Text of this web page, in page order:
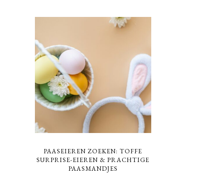
PAASEIEREN ZOEKEN: TOFFE
SURPRISE-EIEREN & PRACHTIGE
PAASMANDJES